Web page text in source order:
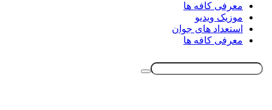
معرفی کافه ها
موزیک ویدیو
استعداد های جوان
معرفی کافه ها